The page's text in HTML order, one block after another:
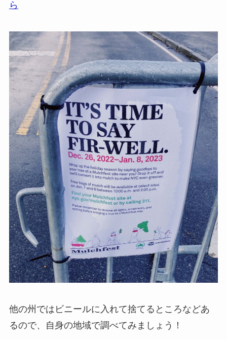
ら
他の州ではビニールに入れて捨てるところなどあ
るので、自身の地域で調べてみましょう！